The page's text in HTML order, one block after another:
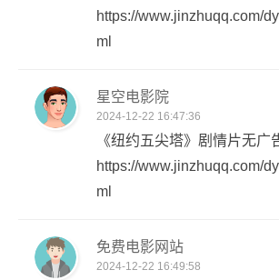
https://www.jinzhuqq.com/
ml
星空电影院
2024-12-22 16:47:36
《纽约五尖塔》剧情片无广
https://www.jinzhuqq.com/
ml
免费电影网站
2024-12-22 16:49:58